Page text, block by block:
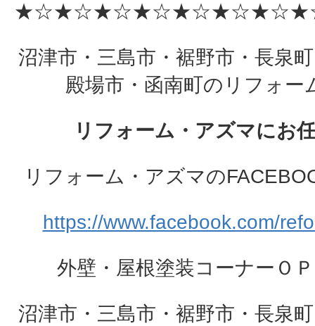
沼津市・三島市・裾野市・長泉
殿場市・函南町のリフォー
リフォーム・アズマにお
リフォーム・アズマの
https://www.facebook.com/
外壁・屋根塗装コーナーＯ
沼津市・三島市・裾野市・長泉